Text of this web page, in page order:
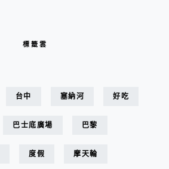
標籤雲
台中 塞納河 好吃
巴士底廣場 巴黎
度假 摩天輪